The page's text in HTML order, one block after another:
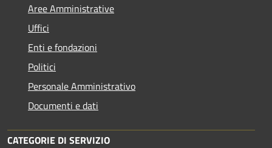
Aree Amministrative
Uffici
Enti e fondazioni
Politici
Personale Amministrativo
Documenti e dati
CATEGORIE DI SERVIZIO